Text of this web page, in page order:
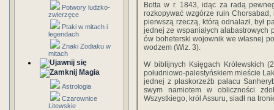
Potwory ludzko-
zwierzęce
Ptaki w mitach i
legendach
Znaki Zodiaku w
mitach
Magia
Astrologia
Czarownice
Litewskie
Botta w r. 1843, idąc za radą
rozkopywać wzgórze ruin
pierwszą rzeczą, którą odnalazł, był
jednej ze wspaniałych alabastrowych
ów boheterski wojownik we własnej
wodzem (Wiz. 3).
W biblijnych Księgach Królewskich
południowo-palestyńskiem mieście
jednej z płaskorzeźb pałacu
swym namiotem w obliczności
Wszystkiego, król Assuru, siadł na